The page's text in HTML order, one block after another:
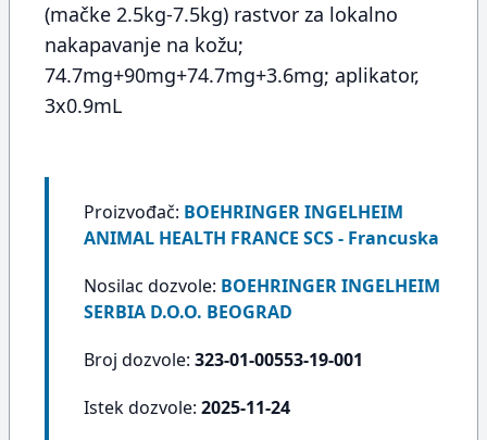
(mačke 2.5kg-7.5kg) rastvor za lokalno
nakapavanje na kožu;
74.7mg+90mg+74.7mg+3.6mg; aplikator,
3x0.9mL
Proizvođač: BOEHRINGER INGELHEIM
ANIMAL HEALTH FRANCE SCS - Francuska
Nosilac dozvole: BOEHRINGER INGELHEIM
SERBIA D.O.O. BEOGRAD
Broj dozvole: 323-01-00553-19-001
Istek dozvole: 2025-11-24